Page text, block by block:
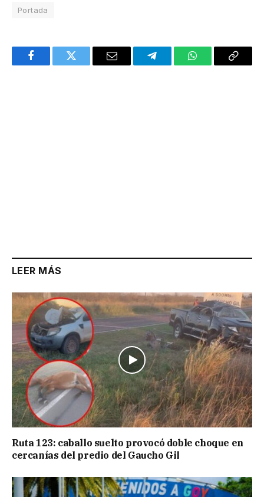
Portada
FacebookTwitter Email TelegramWhatsAppCopy
LEER MÁS
Ruta 123: caballo suelto provocó doble choque en
cercanías del predio del Gaucho Gil